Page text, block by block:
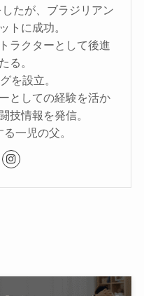
たが、ブラジリアン
トに成功。
ラクターとして後進
る。
を設立。
としての経験を活か
技情報を発信。
一児の父。